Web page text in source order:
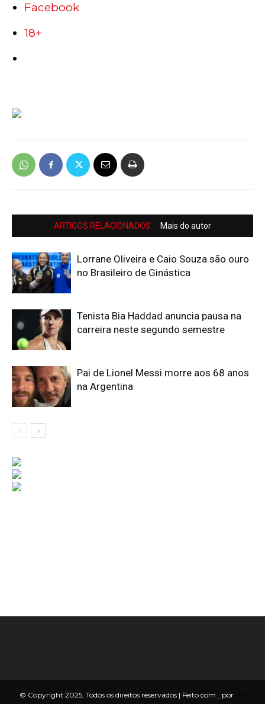
Facebook
18+
ARTIGOS RELACIONADOS Mais do autor
Lorrane Oliveira e Caio Souza são ouro
no Brasileiro de Ginástica
Tenista Bia Haddad anuncia pausa na
carreira neste segundo semestre
Pai de Lionel Messi morre aos 68 anos
na Argentina
© Copyright 2025, Todos os direitos reservados | Feito com por